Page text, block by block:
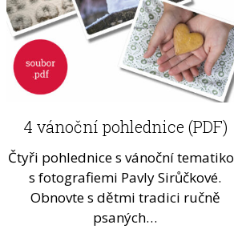
4 vánoční pohlednice (PDF)
Čtyři pohlednice s vánoční
s fotografiemi Pavly Sirůčkové.
Obnovte s dětmi tradici ručně
psaných…
Jak plyne rok – soubor
tematických materiálů (PDF)
Chcete děti seznámit s tím, co je to
rok, měsíc, týden? Co jsou roční
období…